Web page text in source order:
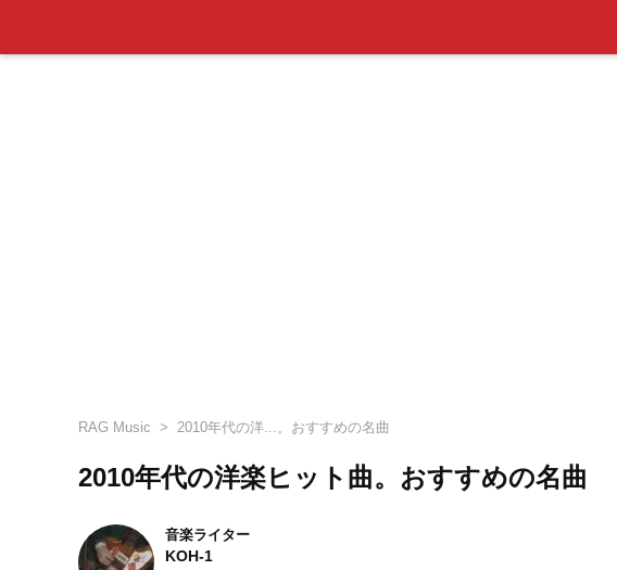
RAG Music 2010年代の洋...。おすすめの名曲
2010年代の洋楽ヒット曲。おすすめの名曲
音楽ライター
KOH-1